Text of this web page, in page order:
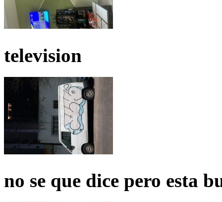
television
no se que dice pero esta